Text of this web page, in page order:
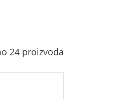
24 proizvoda